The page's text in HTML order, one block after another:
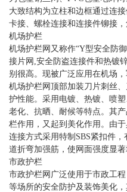
大致结构为立柱和边框通过连
卡接、螺栓连接和连接件铆接，
机场护栏
机场护栏网又称作“Y型安全防
接片网,安全防盗连接件和热镀
别很高。现被广泛应用在机场
机场护栏网顶部加装刀片刺丝
护性能。采用电镀、热镀、喷
老化、抗晒、耐候等特点。其
栏作用，又起到美化作用。由
连接方式采用特制SBS紧扣件
道折弯加强筋，使网面强度显著
市政护栏
市政护栏网广泛使用于市政工
等场所的安全防护及装饰美化